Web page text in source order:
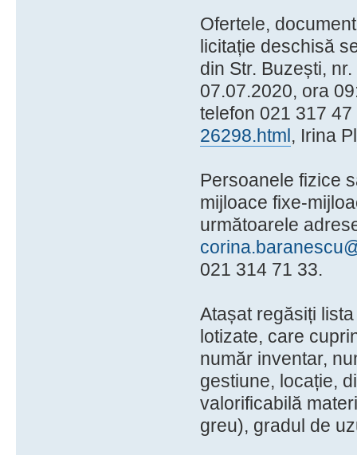
Ofertele,
licitație deschisă
din Str. Buzești,
07.07.2020, ora
telefon 021 317
26298.html , Irina
Persoanele fizice
mijloace fixe-
următoarele
021 314 71 33.
Atașat regăsiți
lotizate, care
număr inventar,
gestiune, locație,
valorificabilă
greu), gradul de